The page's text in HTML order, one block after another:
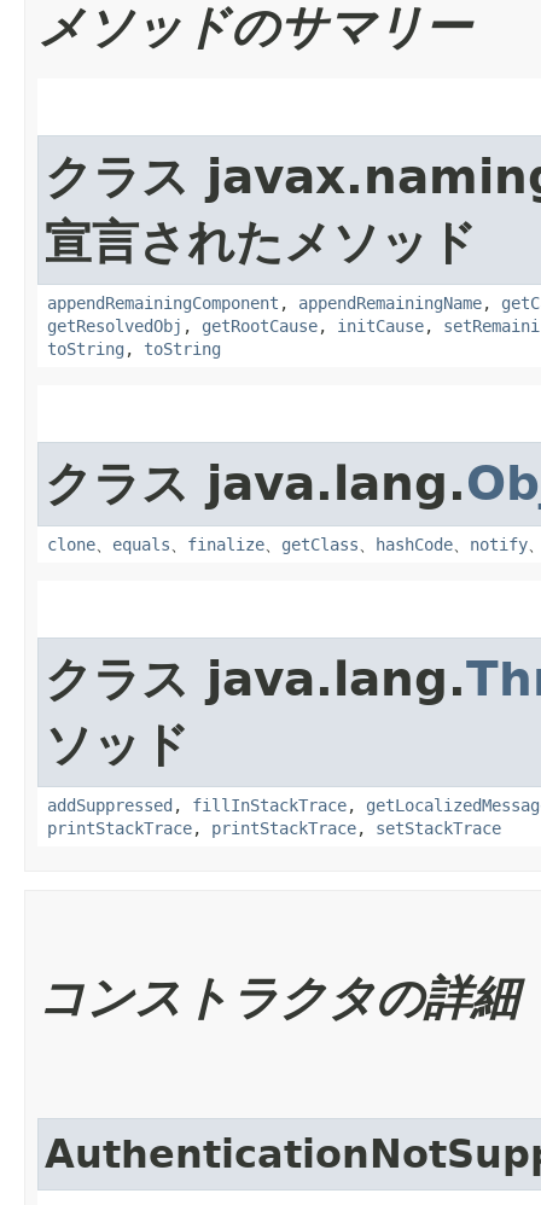
メソッドのサマリー
クラス
宣言されたメソッド
appendRemainingComponent , appendRemainingName,
getResolvedObj , getRootCause, initCause,
toString , toString
クラス java.lang.
clone、 equals、 finalize、 getClass、 hashCode、 notify
クラス java.lang.
ソッド
addSuppressed , fillInStackTrace,
printStackTrace, printStackTrace, setStackTrace
コンストラクタの詳細